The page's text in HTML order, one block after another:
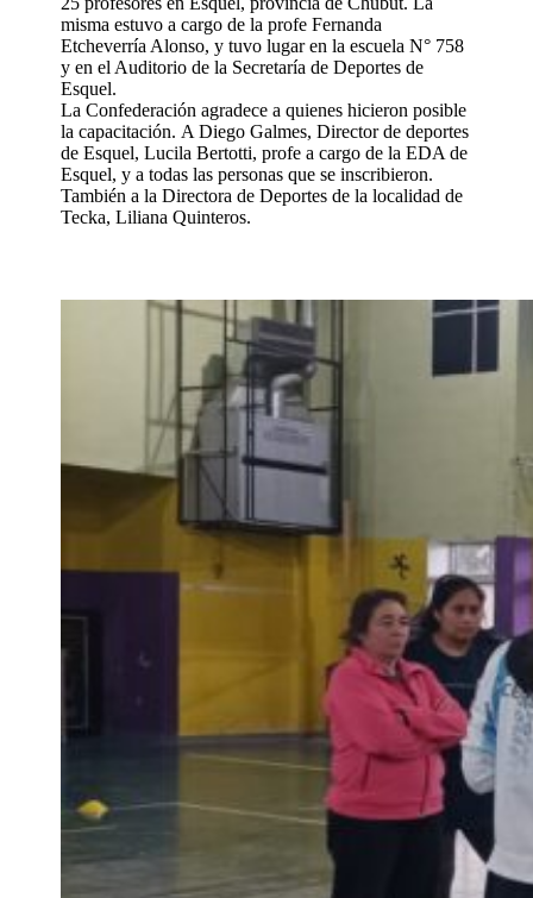
misma estuvo a cargo de la profe Fernanda
Etcheverría Alonso, y tuvo lugar en la escuela N° 758
y en el Auditorio de la Secretaría de Deportes de
Esquel.
La Confederación agradece a quienes hicieron posible
la capacitación. A Diego Galmes, Director de deportes
de Esquel,Lucila Bertotti, profe a cargo de la EDA de
Esquel, y a todas las personas que se inscribieron.
También a la Directora de Deportes de la localidad de
Tecka, Liliana Quinteros.